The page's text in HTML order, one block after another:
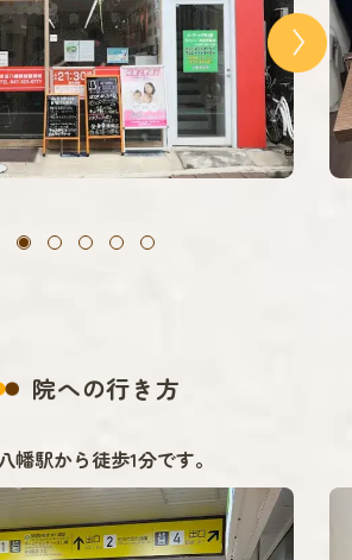
院への行き方
幡駅から徒歩1分です。